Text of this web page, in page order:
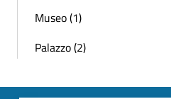
Museo (1)
Palazzo (2)